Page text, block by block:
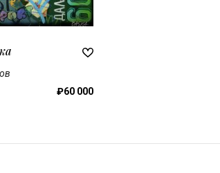
₽60 000